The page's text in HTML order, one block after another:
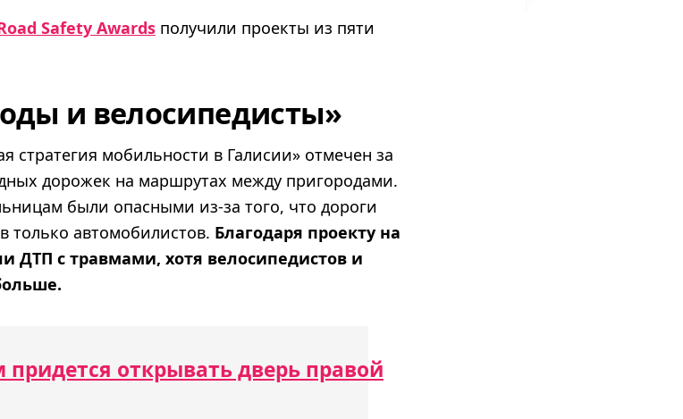
Safety Awards получили проекты из пяти
и велосипедисты»
стратегия мобильности в Галисии» отмечен за
дорожек на маршрутах между пригородами.
были опасными из-за того, что дороги
только автомобилистов. Благодаря проекту на
ДТП с травмами, хотя велосипедистов и
открывать дверь правой